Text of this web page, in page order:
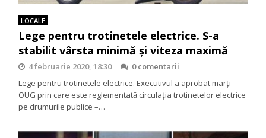
LOCALE
Lege pentru trotinetele electrice. S-a
stabilit vârsta minimă şi viteza maximă
4 februarie 2020, 18:30
0 comentarii
Lege pentru trotinetele electrice. Executivul a aprobat marți
OUG prin care este reglementată circulația trotinetelor electrice
pe drumurile publice –…